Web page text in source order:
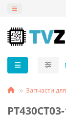
Запчасти